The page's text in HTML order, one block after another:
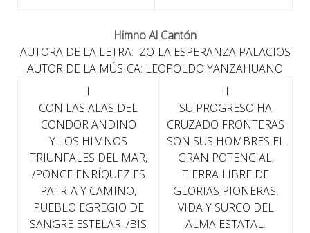
Himno Al Cantón
AUTORA DE LA LETRA: ZOILA ESPERANZA PALACIOS
AUTOR DE LA MÚSICA: LEOPOLDO YANZAHUANO
I
CON LAS ALAS DEL
CONDOR ANDINO
Y LOS HIMNOS
TRIUNFALES DEL MAR,
/PONCE ENRÍQUEZ ES
PATRIA Y CAMINO,
PUEBLO EGREGIO DE
SANGRE ESTELAR. /BIS
II
SU PROGRESO HA
CRUZADO FRONTERAS
SON SUS HOMBRES EL
GRAN POTENCIAL,
TIERRA LIBRE DE
GLORIAS PIONERAS,
VIDA Y SURCO DEL
ALMA ESTATAL.